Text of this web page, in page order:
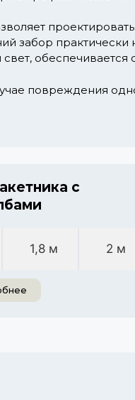
забор
обеспечивается
повреждения
с
1,8 м 2 м